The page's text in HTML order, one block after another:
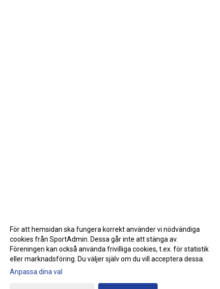
Gå till Webbversion
För att hemsidan ska fungera korrekt använder vi nödvändiga
cookies från SportAdmin. Dessa går inte att stänga av.
Föreningen kan också använda frivilliga cookies, t.ex. för statistik
eller marknadsföring. Du väljer själv om du vill acceptera dessa.
Anpassa dina val